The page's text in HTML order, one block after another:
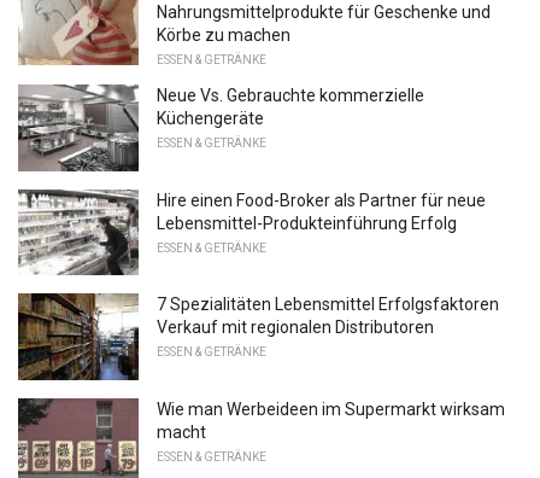
Nahrungsmittelprodukte für Geschenke und
Körbe zu machen
ESSEN & GETRÄNKE
Neue Vs. Gebrauchte kommerzielle
Küchengeräte
ESSEN & GETRÄNKE
Hire einen Food-Broker als Partner für neue
Lebensmittel-Produkteinführung Erfolg
ESSEN & GETRÄNKE
7 Spezialitäten Lebensmittel Erfolgsfaktoren
Verkauf mit regionalen Distributoren
ESSEN & GETRÄNKE
Wie man Werbeideen im Supermarkt wirksam
macht
ESSEN & GETRÄNKE